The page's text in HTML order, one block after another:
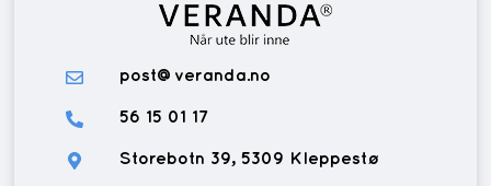
post@veranda.no
56 15 01 17
Storebotn 39, 5309 Kleppestø